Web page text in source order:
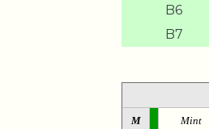
B6
B7
M Mint